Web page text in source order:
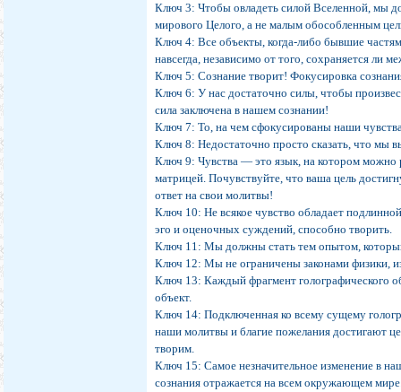
Ключ 3: Чтобы овладеть силой Вселенной, мы
мирового Целого, а не малым обособленным
Ключ 4: Все объекты, когда-либо бывшие
навсегда, независимо от того, сохраняется ли
Ключ 5: Сознание творит! Фокусировка
Ключ 6: У нас достаточно силы, чтобы
сила заключена в нашем сознании!
Ключ 7: То, на чем сфокусированы наши
Ключ 8: Недостаточно просто сказать, что мы
Ключ 9: Чувства — это язык, на котором можно
матрицей. Почувствуйте, что ваша цель
ответ на свои молитвы!
Ключ 10: Не всякое чувство обладает
эго и оценочных суждений, способно творить.
Ключ 11: Мы должны стать тем опытом,
Ключ 12: Мы не ограничены законами физики,
Ключ 13: Каждый фрагмент голографического
объект.
Ключ 14: Подключенная ко всему сущему
наши молитвы и благие пожелания достигают
творим.
Ключ 15: Самое незначительное изменение в
сознания отражается на всем окружающем